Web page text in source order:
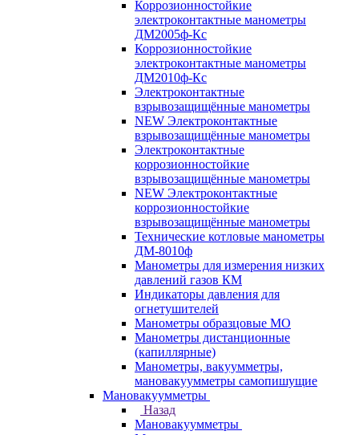
Коррозионностойкие
электроконтактные манометры
ДМ2005ф-Кс
Коррозионностойкие
электроконтактные манометры
ДМ2010ф-Кс
Электроконтактные
взрывозащищённые манометры
NEW Электроконтактные
взрывозащищённые манометры
Электроконтактные
коррозионностойкие
взрывозащищённые манометры
NEW Электроконтактные
коррозионностойкие
взрывозащищённые манометры
Технические котловые манометры
ДМ-8010ф
Манометры для измерения низких
давлений газов КМ
Индикаторы давления для
огнетушителей
Манометры образцовые МО
Манометры дистанционные
(капиллярные)
Манометры, вакуумметры,
мановакуумметры самопишущие
Мановакуумметры
Назад
Мановакуумметры